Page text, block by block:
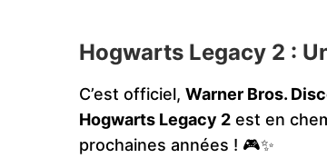
Hogwarts Legacy 2 :
C’est officiel, Warner Bros.
Hogwarts Legacy 2 est en
prochaines années ! 🎮✨